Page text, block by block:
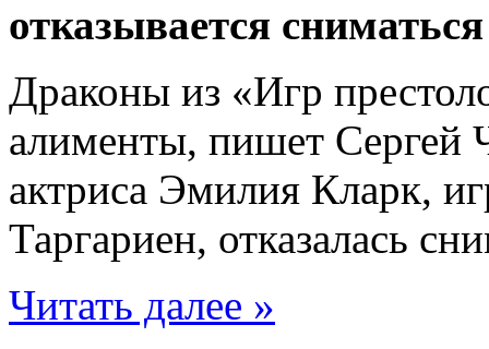
отказывается
Драконы из «Игр
алименты, пишет Сергей
актриса Эмилия Кларк,
Таргариен, отказалась
Читать далее »